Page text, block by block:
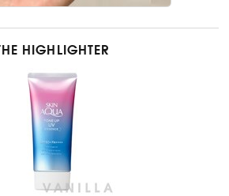
THE HIGHLIGHTER